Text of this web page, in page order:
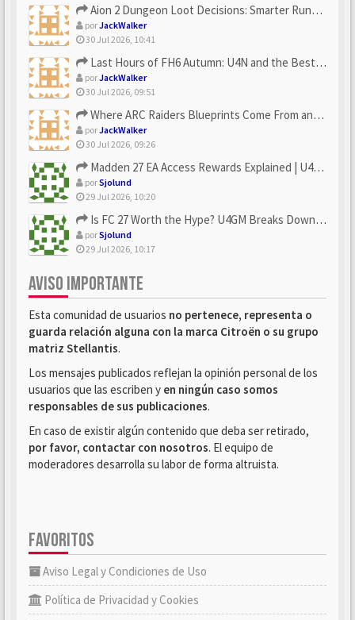
Aion 2 Dungeon Loot Decisions: Smarter Runs With U4N
porJackWalker
30 Jul 2026, 10:41
Last Hours of FH6 Autumn: U4N and the Best Rewards to Grab
porJackWalker
30 Jul 2026, 09:51
Where ARC Raiders Blueprints Come From and How U4N Can Help
porJackWalker
30 Jul 2026, 09:26
Madden 27 EA Access Rewards Explained | U4GM Early Game Surv...
porSjolund
29 Jul 2026, 10:20
Is FC 27 Worth the Hype? U4GM Breaks Down Every Major Reveal
porSjolund
29 Jul 2026, 10:17
AVISO IMPORTANTE
Esta comunidad de usuarios no pertenece, representa o
guarda relación alguna con la marca Citroën o su grupo
matriz Stellantis.
Los mensajes publicados reflejan la opinión personal de los
usuarios que las escriben y en ningún caso somos
responsables de sus publicaciones.
En caso de existir algún contenido que deba ser retirado,
por favor, contactar con nosotros. El equipo de
moderadores desarrolla su labor de forma altruista.
FAVORITOS
Aviso Legal y Condiciones de Uso
Política de Privacidad y Cookies